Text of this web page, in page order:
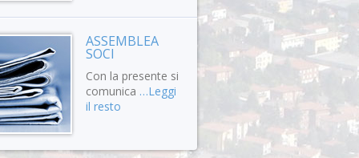
ASSEMBLEA
SOCI
Con la presente si
comunica …Leggi
il resto